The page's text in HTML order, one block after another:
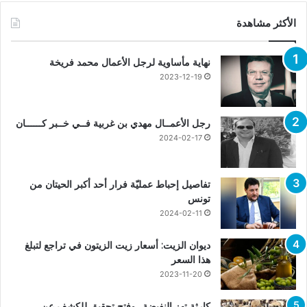
الأكثر مشاهدة
نهاية مأساوية لرجل الأعمال محمد فريخة
2023-12-19
رجل الأعمــال مهدي بن غربية فــي خــبر كــــــان
2024-02-17
تفاصيل إحباط عمليّة فرار أحد أكبر الحيتان من
تونس
2024-02-11
ديوان الزيت: أسعار زيت الزيتون في تراجع لتبلغ
هذا السعر
2023-11-20